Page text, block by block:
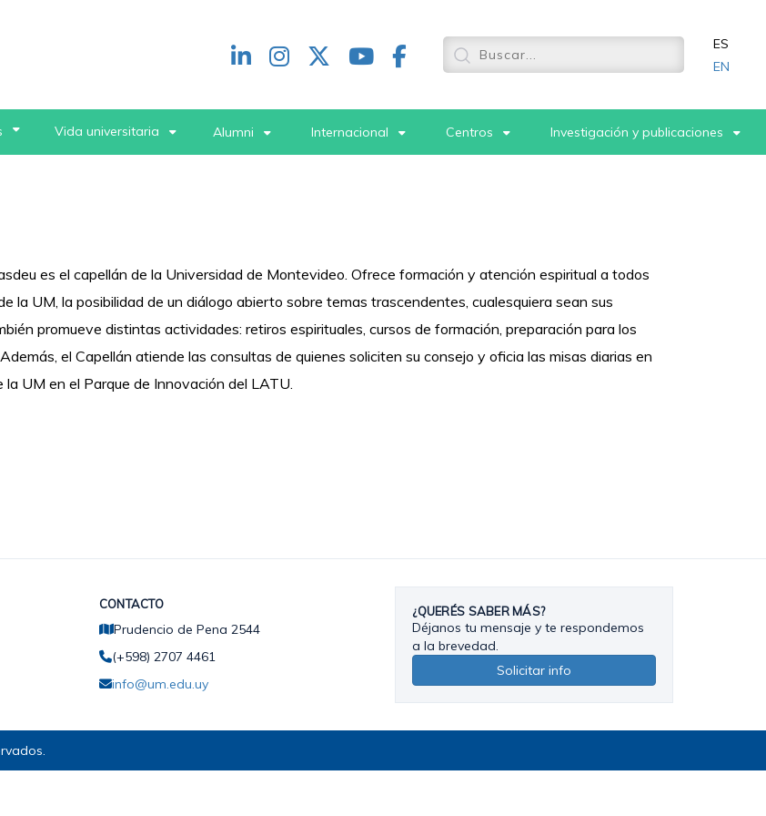
Redes
header
ES
EN
Vida universitaria Alumni Internacional Centros Investigación y publicaciones
es el capellán de la Universidad de Montevideo. Ofrece formación y atención espiritual a todos
la UM, la posibilidad de un diálogo abierto sobre temas trascendentes, cualesquiera sean sus
promueve distintas actividades: retiros espirituales, cursos de formación, preparación para los
el Capellán atiende las consultas de quienes soliciten su consejo y oficia las misas diarias en
la UM en el Parque de Innovación del LATU.
CONTACTO
Prudencio de Pena 2544
(+598) 2707 4461
info@um.edu.uy
¿QUERÉS SABER MÁS?
Déjanos tu mensaje y te respondemos
a la brevedad.
Solicitar info